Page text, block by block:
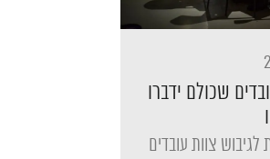
שכולם ידברו
צוות עובדים